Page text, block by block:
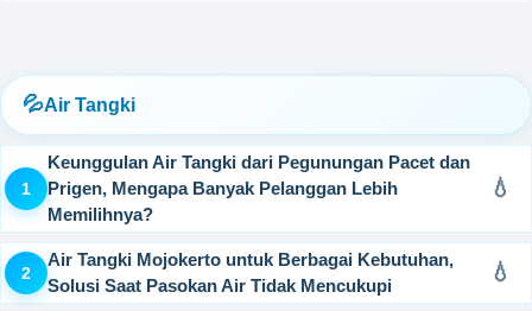
Air Tangki
Keunggulan Air Tangki dari Pegunungan Pacet dan
Prigen, Mengapa Banyak Pelanggan Lebih
Memilihnya?
Air Tangki Mojokerto untuk Berbagai Kebutuhan,
Solusi Saat Pasokan Air Tidak Mencukupi